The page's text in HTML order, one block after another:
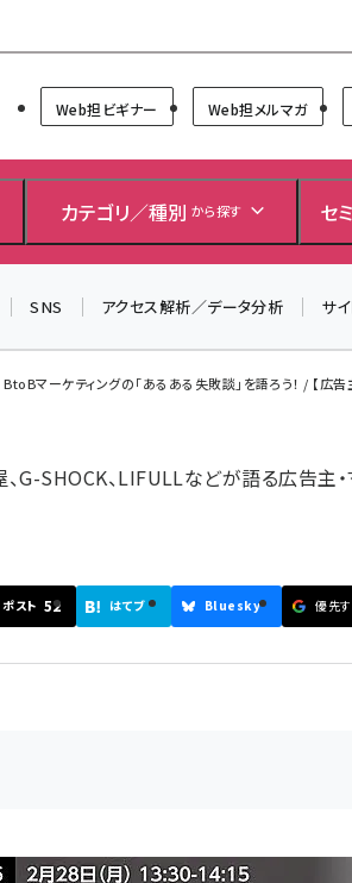
者Forum
Web担ビギナー Web担メルマガ
カテゴリ／種別 から探す セ
SNS アクセス解析／データ分析 サ
BtoBマーケティングの「あるある失敗談」を語ろう！ / 【広
、G-SHOCK、LIFULLなどが語る広告主
ポスト 52 はてブ Bluesky 優先
生成AIをマーケティング等に活用
るセミナーイベント「生成AI × マー
2026」開催！
▼申し込みはこちらから▼